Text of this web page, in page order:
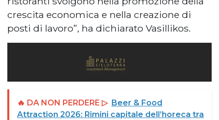
crescita economica e nella creazione di
posti di lavoro”, ha dichiarato Vasillikos.
🔥 DA NON PERDERE ▷ Beer & Food
Attraction 2026: Rimini capitale dell’horeca tra